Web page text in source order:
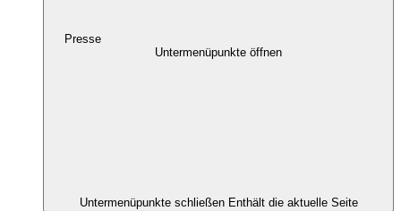
Presse
Untermenüpunkte öffnen
Untermenüpunkte schließen Enthält die aktuelle Seite